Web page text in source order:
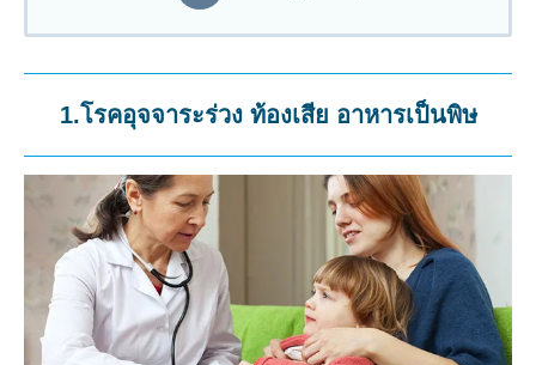
1.โรคอุจจาระร่วง ท้องเสีย อาหารเป็นพิษ